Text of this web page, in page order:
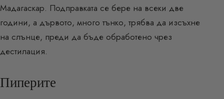
Мадагаскар. Подправката се бере на всеки две
години, а дървото, много тънко, трябва да изсъхне
на слънце, преди да бъде обработено чрез
дестилация.
Пиперите